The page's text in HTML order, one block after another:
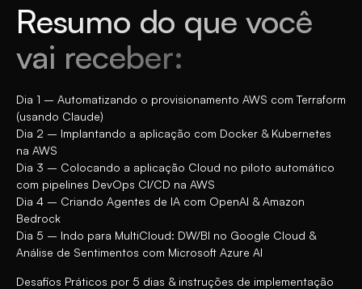
Resumo do que você
vai receber:
Dia 1 – Automatizando o provisionamento AWS com Terraform
(usando Claude)
Dia 2 – Implantando a aplicação com Docker & Kubernetes
na AWS
Dia 3 – Colocando a aplicação Cloud no piloto automático
com pipelines DevOps CI/CD na AWS
Dia 4 – Criando Agentes de IA com OpenAI & Amazon
Bedrock
Dia 5 – Indo para MultiCloud: DW/BI no Google Cloud &
Análise de Sentimentos com Microsoft Azure AI
Desafios Práticos por 5 dias & instruções de implementação